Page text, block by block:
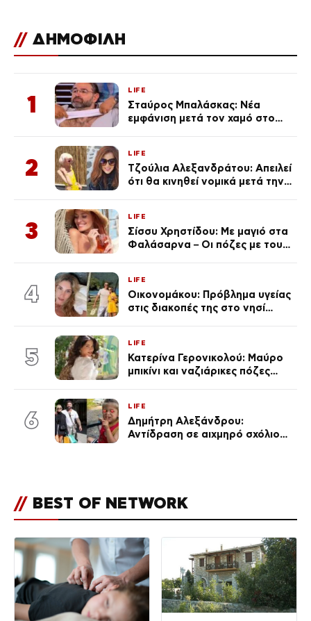
// ΔΗΜΟΦΙΛΗ
1
LIFE
Σταύρος Μπαλάσκας: Νέα
εμφάνιση μετά τον χαμό στο
2
LIFE
Τζούλια Αλεξανδράτου: Απειλεί
ότι θα κινηθεί νομικά μετά την
3
LIFE
Σίσσυ Χρηστίδου: Με μαγιό στα
Φαλάσαρνα – Οι πόζες με τους
4
LIFE
Οικονομάκου: Πρόβλημα υγείας
στις διακοπές της στο νησί
5
LIFE
Κατερίνα Γερονικολού: Μαύρο
μπικίνι και ναζιάρικες πόζες
6
LIFE
Δημήτρη Αλεξάνδρου:
Αντίδραση σε αιχμηρό σχόλιο
// BEST OF NETWORK